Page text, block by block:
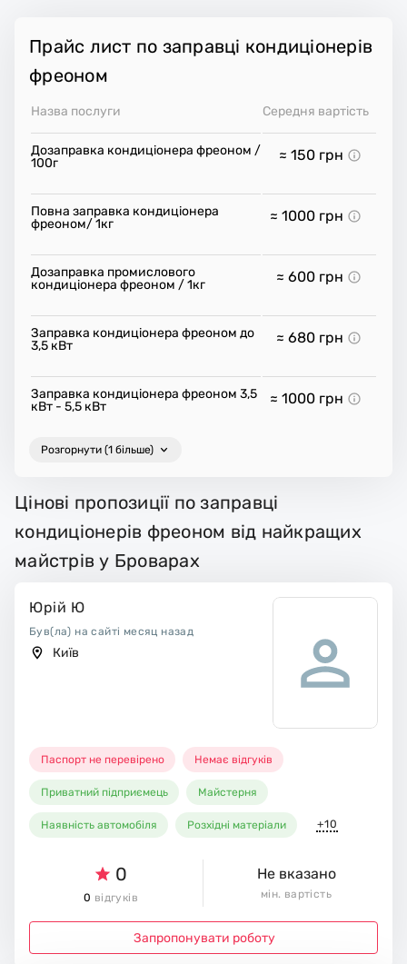
Прайс лист по заправці кондиціонерів
фреоном
Назва послуги Середня вартість
Дозаправка кондиціонера фреоном /
100г
≈ 150 грн
Повна заправка кондиціонера
фреоном/ 1кг
≈ 1000 грн
Дозаправка промислового
кондиціонера фреоном / 1кг
≈ 600 грн
Заправка кондиціонера фреоном до
3,5 кВт
≈ 680 грн
Заправка кондиціонера фреоном 3,5
кВт - 5,5 кВт
≈ 1000 грн
Розгорнути (1 більше)
Цінові пропозиції по заправці
кондиціонерів фреоном від найкращих
майстрів у Броварах
Юрій Ю
Був(ла) на сайті месяц назад
Київ
Паспорт не перевірено Немає відгуків
Приватний підприємець Майстерня
Наявність автомобіля Розхідні матеріали +10
0
0 відгуків
Не вказано
мін. вартість
Запропонувати роботу